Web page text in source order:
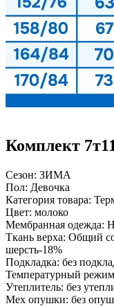
Комплект
Сезон: ЗИМА
Пол: Девочка
Категория товара:
Цвет: молоко
Мембранная одежда:
Ткань верха: Общий
шерсть-18%
Подкладка: без
Температурный
Утеплитель: без
Мех опушки: без